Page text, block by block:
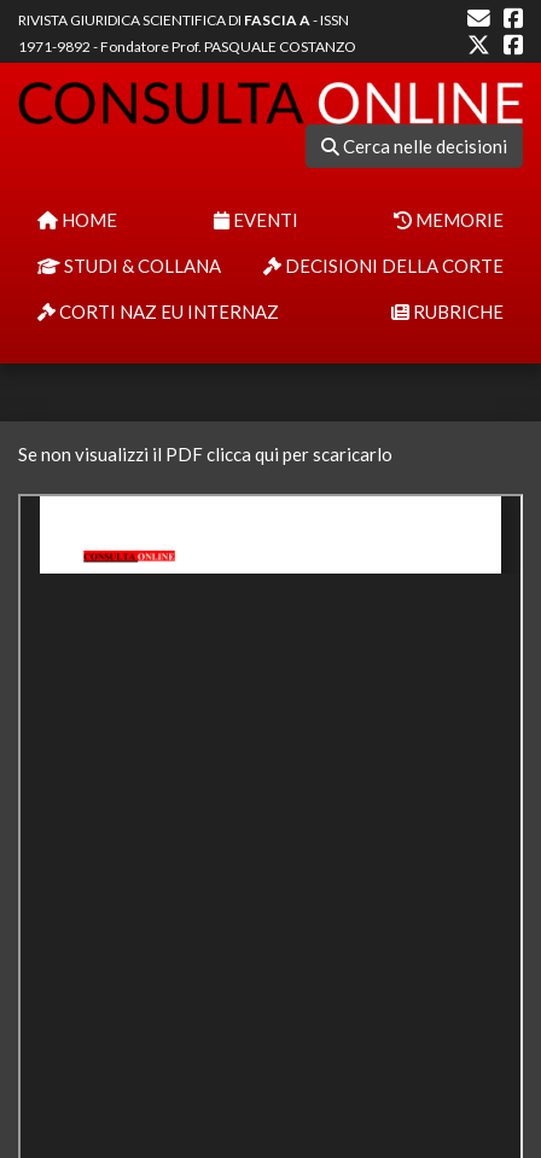
RIVISTA GIURIDICA SCIENTIFICA DI FASCIA A- ISSN
1971-9892 - Fondatore Prof. PASQUALE COSTANZO
Cerca nelle decisioni
HOME EVENTI MEMORIE
STUDI & COLLANA DECISIONI DELLA CORTE
CORTI NAZ EU INTERNAZ RUBRICHE
Se non visualizzi il PDF clicca qui per scaricarlo